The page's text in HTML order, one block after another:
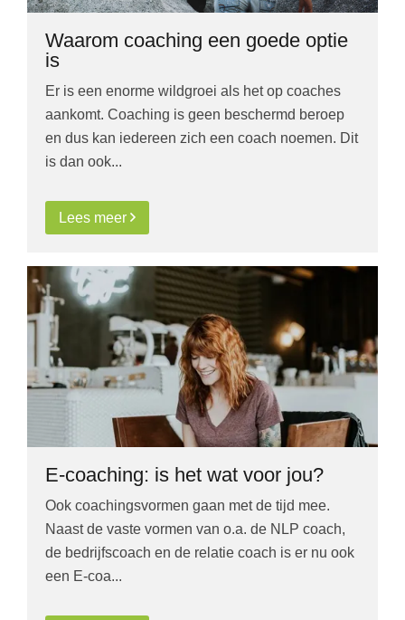
Waarom coaching een goede optie
is
Er is een enorme wildgroei als het op coaches
aankomt. Coaching is geen beschermd beroep
en dus kan iedereen zich een coach noemen. Dit
is dan ook...
Lees meer
E-coaching: is het wat voor jou?
Ook coachingsvormen gaan met de tijd mee.
Naast de vaste vormen van o.a. de NLP coach,
de bedrijfscoach en de relatie coach is er nu ook
een E-coa...